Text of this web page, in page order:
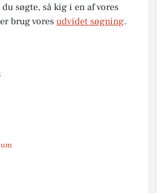
søgte, så kig i en af vores
brug vores udvidet søgning.